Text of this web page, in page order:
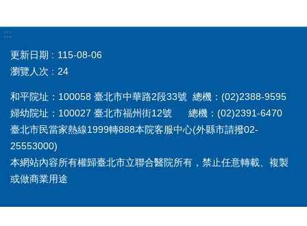
:::
更新日期
115-08-06
瀏覽人次
24
和平院址：100058 臺北市中華路2段33號 總機：(02)2388-9595
婦幼院址：100027 臺北市福州街12號 總機：(02)2391-6470
臺北市民當家熱線1999轉888本院客服中心(外縣市請撥02-
25553000)
本網站內容所有權歸臺北市立聯合醫院所有，禁止任意轉載、複製
或做商業用途